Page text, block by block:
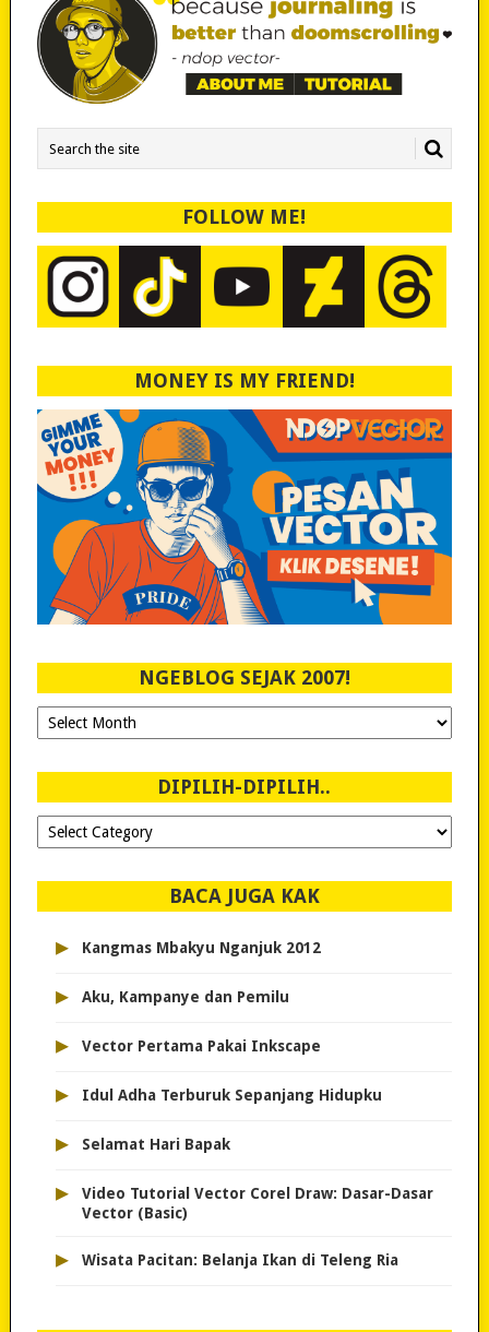
FOLLOW ME!
MONEY IS MY FRIEND!
NGEBLOG SEJAK 2007!
Ngeblog
Sejak
DIPILIH-DIPILIH..
Dipilih-
dipilih..
BACA JUGA KAK
▸ Kangmas Mbakyu Nganjuk 2012
▸ Aku, Kampanye dan Pemilu
▸ Vector Pertama Pakai Inkscape
▸ Idul Adha Terburuk Sepanjang Hidupku
▸ Selamat Hari Bapak
▸
Video Tutorial Vector Corel Draw: Dasar-Dasar
Vector (Basic)
▸ Wisata Pacitan: Belanja Ikan di Teleng Ria